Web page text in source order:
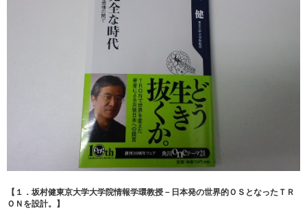
【１．坂村健東京大学大学院情報学環教授－日本発の世界的ＯＳとなったＴＲ
ＯＮを設計。】